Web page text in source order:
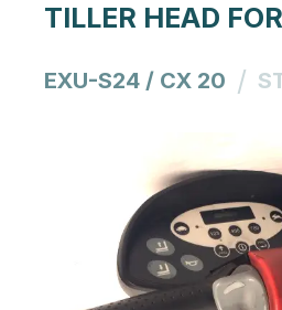
TILLER HEAD
EXU-S24 / CX 20 /